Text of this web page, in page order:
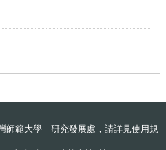
師範大學 研究發展處，請詳見使用規